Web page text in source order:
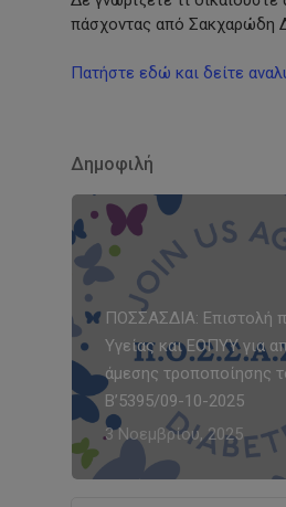
πάσχοντας από Σακχαρώδη
Πατήστε εδώ και δείτε
Δημοφιλή
ΠΟΣΣΑΣΔΙΑ: Επιστολή
Υγείας και ΕΟΠΥΥ για
άμεσης τροποποίησης
Β’5395/09-10-2025
3 Νοεμβρίου, 2025